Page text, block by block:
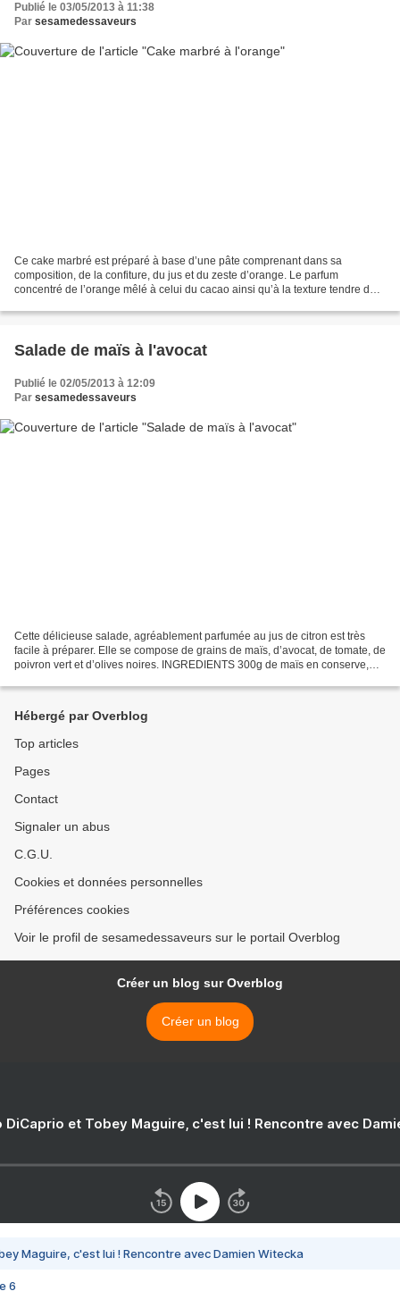
Publié le 03/05/2013 à 11:38
Par sesamedessaveurs
Ce cake marbré est préparé à base d’une pâte comprenant dans sa
composition, de la confiture, du jus et du zeste d’orange. Le parfum
concentré de l’orange mêlé à celui du cacao ainsi qu’à la texture tendre de
Salade de maïs à l'avocat
Publié le 02/05/2013 à 12:09
Par sesamedessaveurs
Cette délicieuse salade, agréablement parfumée au jus de citron est très
facile à préparer. Elle se compose de grains de maïs, d’avocat, de tomate, de
poivron vert et d’olives noires. INGREDIENTS 300g de maïs en conserve,
Hébergé par Overblog
Top articles
Pages
Contact
Signaler un abus
C.G.U.
Cookies et données personnelles
Préférences cookies
Voir le profil de sesamedessaveurs sur le portail Overblog
Créer un blog sur Overblog
Créer un blog
DiCaprio et Tobey Maguire, c'est lui ! Rencontre avec
Maguire, c'est lui ! Rencontre avec Damien Witecka
6